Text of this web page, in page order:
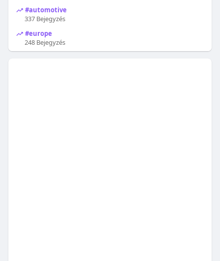
#automotive
337 Bejegyzés
#europe
248 Bejegyzés